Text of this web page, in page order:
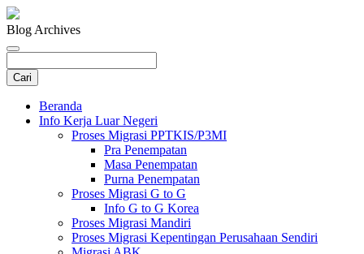
Blog Archives
Beranda
Info Kerja Luar Negeri
Proses Migrasi PPTKIS/P3MI
Pra Penempatan
Masa Penempatan
Purna Penempatan
Proses Migrasi G to G
Info G to G Korea
Proses Migrasi Mandiri
Proses Migrasi Kepentingan Perusahaan Sendiri